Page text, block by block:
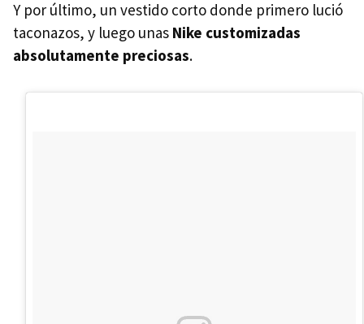
Y por último, un vestido corto donde primero lució
taconazos, y luego unas Nike customizadas
absolutamente preciosas.